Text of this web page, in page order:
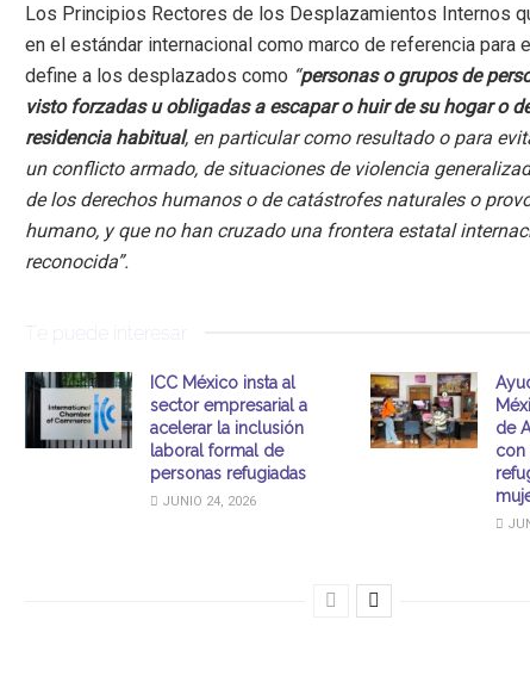
Los Principios Rectores de los Desplazamientos Internos
en el estándar internacional como marco de referencia para
define a los desplazados como “personas o grupos de
visto forzadas u obligadas a escapar o huir de su hogar o
residencia habitual, en particular como resultado o para
un conflicto armado, de situaciones de violencia
de los derechos humanos o de catástrofes naturales o
humano, y que no han cruzado una frontera estatal
reconocida”.
Te puede interesar
ICC México insta al
sector empresarial a
acelerar la inclusión
laboral formal de
personas refugiadas
JUNIO 24, 2026
de
con